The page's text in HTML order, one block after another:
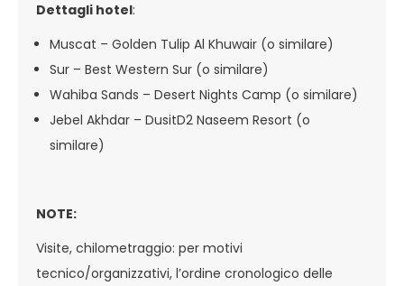
Dettagli hotel:
Muscat – Golden Tulip Al Khuwair (o similare)
Sur – Best Western Sur (o similare)
Wahiba Sands – Desert Nights Camp (o similare)
Jebel Akhdar – DusitD2 Naseem Resort (o
similare)
NOTE:
Visite, chilometraggio: per motivi
tecnico/organizzativi, l’ordine cronologico delle